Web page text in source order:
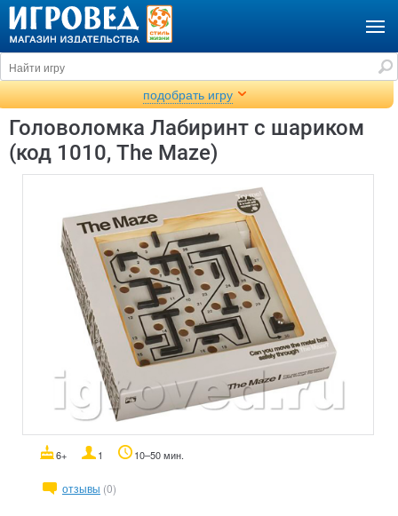
подобрать игру
Головоломка Лабиринт с шариком
(код 1010, The Maze)
6+ 1 10–50 мин.
отзывы (0)